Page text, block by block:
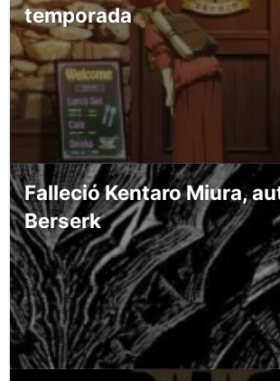
temporada
Falleció Kentaro Miura,
Berserk